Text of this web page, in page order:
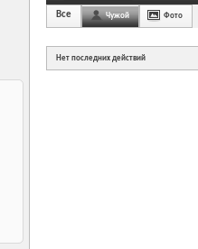
Все Чужой Фото
Нет последних действий